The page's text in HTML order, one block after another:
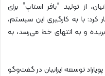
از تولید “بافر استاپ” برای
کرد: با به کارگیری این سیستم،
و به انتهای خط می‌رسد، به
توسعه ایرانیان در گفت‌وگو